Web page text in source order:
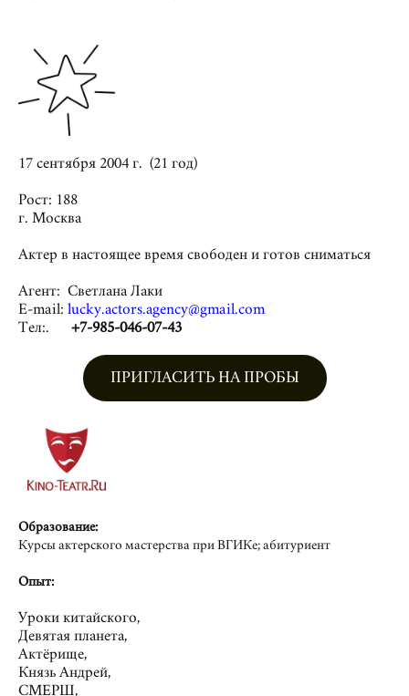
17 сентября 2004 г. (21 год)
Рост: 188
г. Москва
Актер в настоящее время свободен и готов сниматься
Агент: Светлана Лаки
E-mail: lucky.actors.agency@gmail.com
Тел:. +7-985-046-07-43
ПРИГЛАСИТЬ НА ПРОБЫ
Образование:
Курсы актерского мастерства при ВГИКе; абитуриент
Опыт:
Уроки китайского,
Девятая планета,
Актёрище,
Князь Андрей,
СМЕРШ,